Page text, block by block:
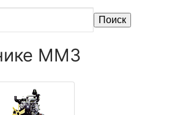
Поиск
ММЗ